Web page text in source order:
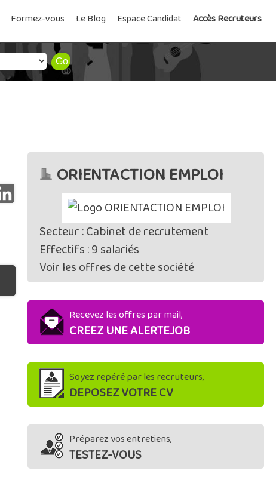
Formez-vous Le Blog Espace Candidat Accès Recruteurs
ORIENTACTION EMPLOI
Secteur : Cabinet de recrutement
Effectifs : 9 salariés
Voir les offres de cette société
Recevez les offres par mail,
CREEZ UNE ALERTEJOB
Soyez repéré par les recruteurs,
DEPOSEZ VOTRE CV
Préparez vos entretiens,
TESTEZ-VOUS